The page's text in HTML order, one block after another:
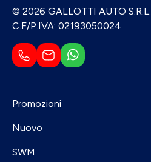
© 2026 GALLOTTI AUTO S.R.L.
C.F/P.IVA: 02193050024
Promozioni
Nuovo
SWM